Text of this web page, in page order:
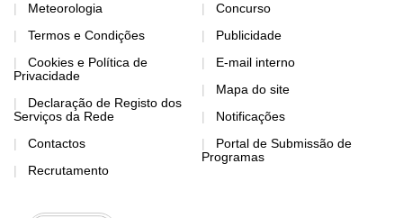
Meteorologia
Termos e Condições
Cookies e Política de
Privacidade
Declaração de Registo dos
Serviços da Rede
Contactos
Recrutamento
Concurso
Publicidade
E-mail interno
Mapa do site
Notificações
Portal de Submissão de
Programas